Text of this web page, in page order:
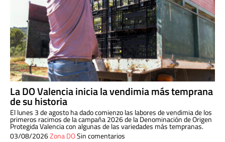
La DO Valencia inicia la vendimia más temprana
de su historia
El lunes 3 de agosto ha dado comienzo las labores de vendimia de los
primeros racimos de la campaña 2026 de la Denominación de Origen
Protegida Valencia con algunas de las variedades más tempranas.
03/08/2026Zona DOSin comentarios